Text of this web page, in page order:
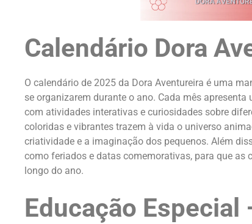
Calendário Dora
O calendário de 2025 da Dora Aventureira é uma
se organizarem durante o ano. Cada mês
com atividades interativas e curiosidades sobre
coloridas e vibrantes trazem à vida o universo
criatividade e a imaginação dos pequenos. Além
como feriados e datas comemorativas, para que as
longo do ano.
Educação Especial